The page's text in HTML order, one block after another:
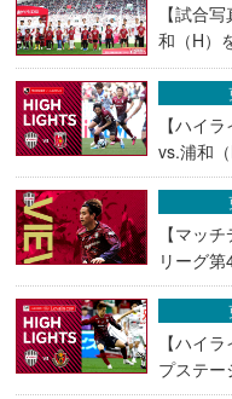
【試合
和（H）
【ハイ
vs.浦和
【マッ
リーグ
【ハイ
プステ